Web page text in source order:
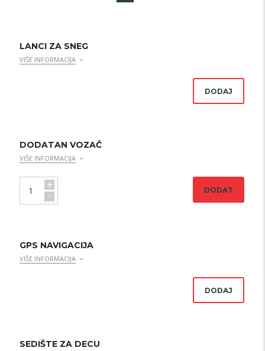
LANCI ZA SNEG
VIŠE INFORMACIJA
DODAJ
DODATAN VOZAČ
VIŠE INFORMACIJA
+
- DODAT
GPS NAVIGACIJA
VIŠE INFORMACIJA
DODAJ
SEDIŠTE ZA DECU